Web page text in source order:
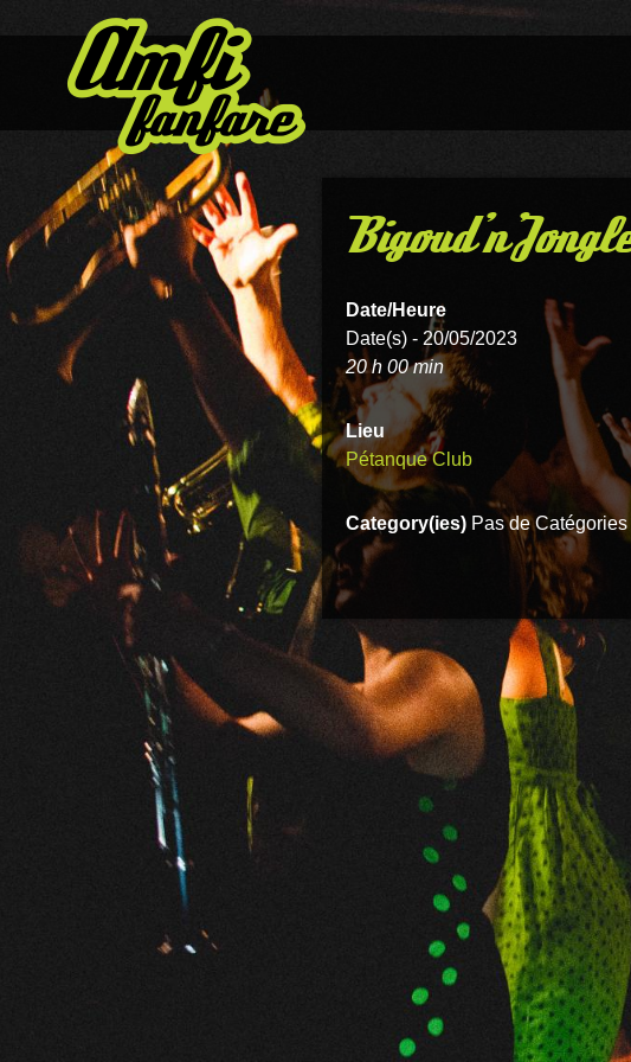
Bigoud’n’Jongle
Date/Heure
Date(s) - 20/05/2023
20 h 00 min
Lieu
Pétanque Club
Category(ies) Pas de Catégories